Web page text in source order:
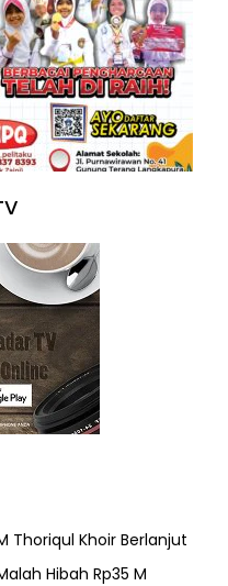
Thoriqul Khoir Berlanjut
Hibah Rp35 M